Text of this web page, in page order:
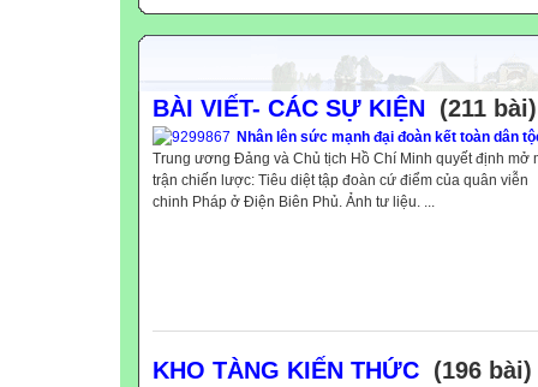
BÀI VIẾT- CÁC SỰ KIỆN (211 bài)
Nhân lên sức mạnh đại đoàn kết toàn dân
Trung ương Đảng và Chủ tịch Hồ Chí Minh quyết định mở
trận chiến lược: Tiêu diệt tập đoàn cứ điểm của quân viễn
chinh Pháp ở Điện Biên Phủ. Ảnh tư liệu. ...
KHO TÀNG KIẾN THỨC (196 bài)